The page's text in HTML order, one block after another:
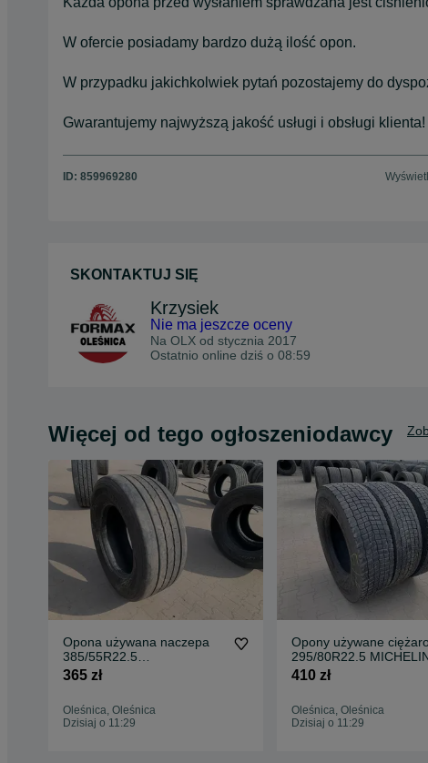
W ofercie posiadamy bardzo dużą ilość opon.
W przypadku jakichkolwiek pytań pozostajemy do
Gwarantujemy najwyższą jakość usługi i obsługi klienta!
ID: 859969280
SKONTAKTUJ SIĘ
Krzysiek
Nie ma jeszcze oceny
Na OLX od stycznia 2017
Ostatnio online dziś o 08:59
Więcej od tego ogłoszeniodawcy
Opona używana naczepa
385/55R22.5
CONTINENTAL CONTI
365 zł
Oleśnica, Oleśnica
Dzisiaj o 11:29
Opony używane
295/80R22.5
MULTIWAY 3D XDE 7-
410 zł
Oleśnica, Oleśnica
Dzisiaj o 11:29